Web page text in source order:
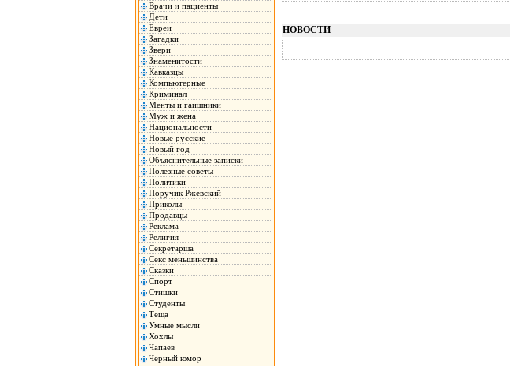
Врачи и пациенты
Дети
Евреи
Загадки
Звери
Знаменитости
Кавказцы
Компьютерные
Криминал
Менты и гаишники
Муж и жена
Национальности
Новые русские
Новый год
Объяснительные записки
Полезные советы
Политики
Поручик Ржевский
Приколы
Продавцы
Реклама
Религия
Секретарша
Секс меньшинства
Сказки
Спорт
Стишки
Студенты
Теща
Умные мысли
Хохлы
Чапаев
Черный юмор
НОВОСТИ